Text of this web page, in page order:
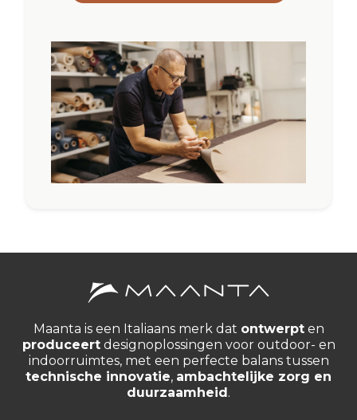
Maanta is een Italiaans merk dat ontwerpten
produceertdesignoplossingen voor outdoor- en
indoorruimtes, met een perfecte balans tussen
technische innovatie, ambachtelijke zorg en
duurzaamheid .